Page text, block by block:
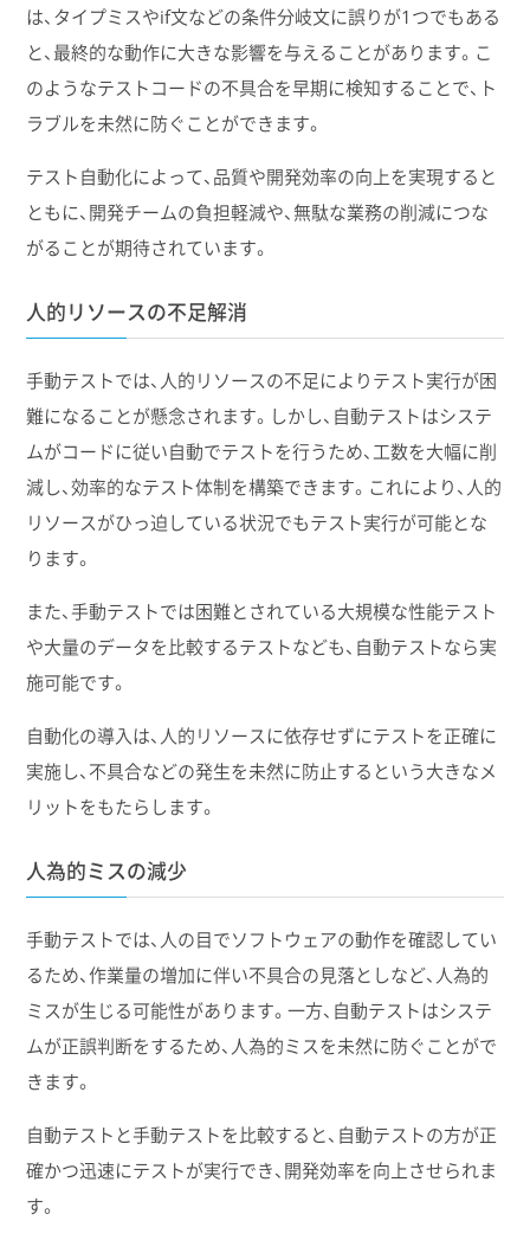
は、タイプミスやif文などの条件分岐文に誤りが1つでもある
と、最終的な動作に大きな影響を与えることがあります。こ
のようなテストコードの不具合を早期に検知することで、ト
ラブルを未然に防ぐことができます。
テスト自動化によって、品質や開発効率の向上を実現すると
ともに、開発チームの負担軽減や、無駄な業務の削減につな
がることが期待されています。
人的リソースの不足解消
手動テストでは、人的リソースの不足によりテスト実行が困
難になることが懸念されます。しかし、自動テストはシステ
ムがコードに従い自動でテストを行うため、工数を大幅に削
減し、効率的なテスト体制を構築できます。これにより、人的
リソースがひっ迫している状況でもテスト実行が可能とな
ります。
また、手動テストでは困難とされている大規模な性能テスト
や大量のデータを比較するテストなども、自動テストなら実
施可能です。
自動化の導入は、人的リソースに依存せずにテストを正確に
実施し、不具合などの発生を未然に防止するという大きなメ
リットをもたらします。
人為的ミスの減少
手動テストでは、人の目でソフトウェアの動作を確認してい
るため、作業量の増加に伴い不具合の見落としなど、人為的
ミスが生じる可能性があります。一方、自動テストはシステ
ムが正誤判断をするため、人為的ミスを未然に防ぐことがで
きます。
自動テストと手動テストを比較すると、自動テストの方が正
確かつ迅速にテストが実行でき、開発効率を向上させられま
す。